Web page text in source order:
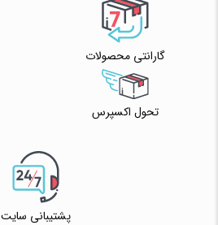
✧ چت با پشتیبان واتس آپ
گارانتی محصولات
تحول اکسپرس
پشتیبانی سایت